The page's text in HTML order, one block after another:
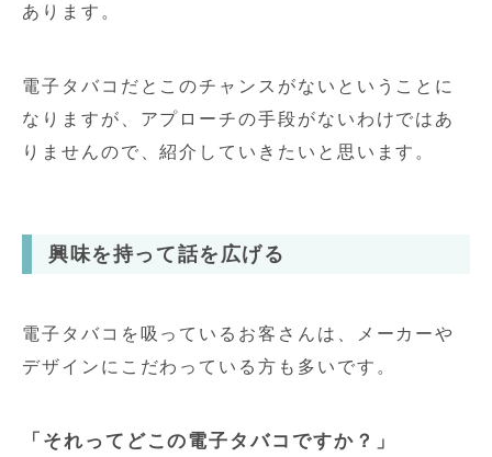
あります。
電子タバコだとこのチャンスがないということに
なりますが、アプローチの手段がないわけではあ
りませんので、紹介していきたいと思います。
興味を持って話を広げる
電子タバコを吸っているお客さんは、メーカーや
デザインにこだわっている方も多いです。
「それってどこの電子タバコですか？」